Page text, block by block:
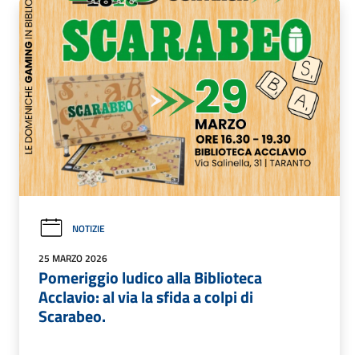
NOTIZIE
25 MARZO 2026
Pomeriggio ludico alla Biblioteca
Acclavio: al via la sfida a colpi di
Scarabeo.